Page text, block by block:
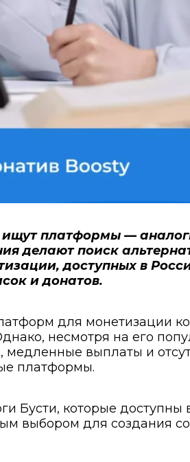
ищут платформы —
делают поиск
доступных в
и донатов.
для монетизации
несмотря на его
медленные выплаты и
платформы.
Бусти, которые
выбором для создания